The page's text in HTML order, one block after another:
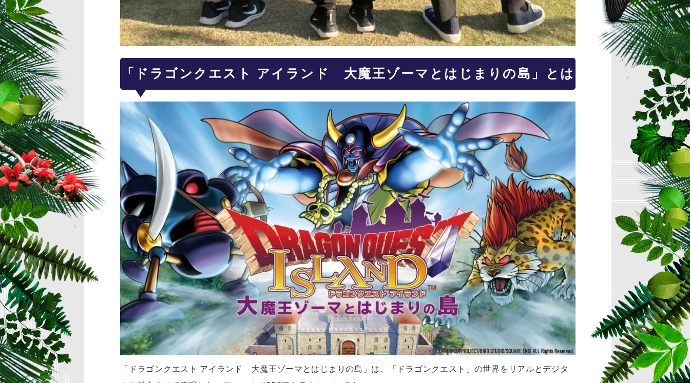
「ドラゴンクエスト アイランド 大魔王ゾーマとはじまりの島」とは
「ドラゴンクエスト アイランド 大魔王ゾーマとはじまりの島」は、「ドラゴンクエスト」の世界をリアルとデジタ